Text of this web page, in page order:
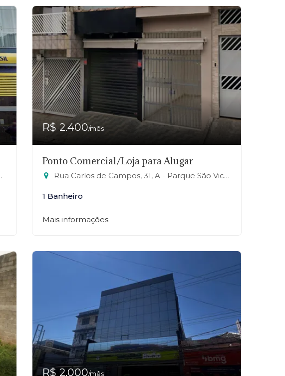
R$ 2.400/mês
Ponto Comercial/Loja para Alugar
Rua Carlos de Campos, 31, A - Parque São Vicente, Mauá-SP
1 Banheiro
Mais informações
R$ 2.000/mês